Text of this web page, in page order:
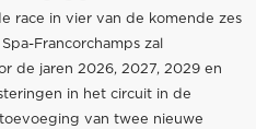
race in vier van de komende zes
Francorchamps zal
de jaren 2026, 2027, 2029 en
in het circuit in de
van twee nieuwe